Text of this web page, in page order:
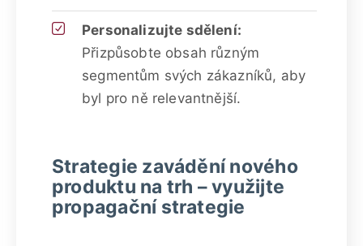
Personalizujte sdělení:
Přizpůsobte obsah různým
segmentům svých zákazníků, aby
byl pro ně relevantnější.
Strategie zavádění nového
produktu na trh – využijte
propagační strategie